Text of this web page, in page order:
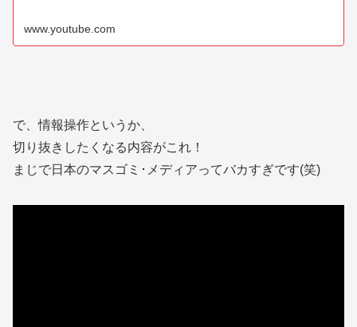
www.youtube.com
で、情報操作というか、
切り抜きしたくなる内容がこれ！
まじで日本のマスゴミ･メディアってバカすぎです(笑)